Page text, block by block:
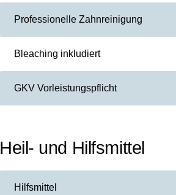
Professionelle Zahnreinigung
Bleaching inkludiert
GKV Vorleistungspflicht
Heil- und Hilfsmittel
Hilfsmittel